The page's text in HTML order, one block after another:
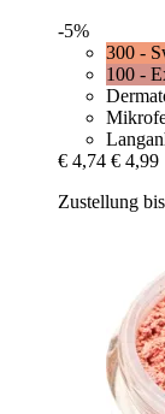
-5%
300 -
100 -
€ 4,74 € 4,99
Zustellung